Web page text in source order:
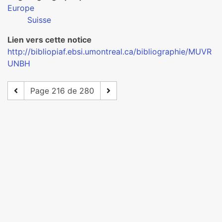
Europe
Suisse
Lien vers cette notice
http://bibliopiaf.ebsi.umontreal.ca/bibliographie/MUVR
UNBH
Page 216 de 280